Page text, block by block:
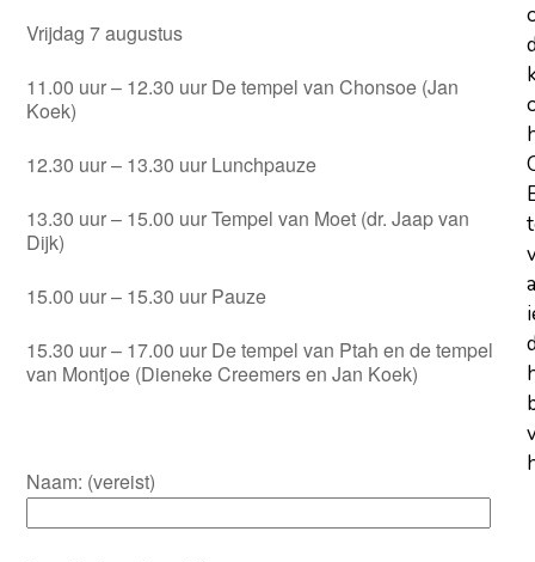
Vrijdag 7 augustus
11.00 uur – 12.30 uur De tempel van Chonsoe (Jan
Koek)
12.30 uur – 13.30 uur Lunchpauze
13.30 uur – 15.00 uur Tempel van Moet (dr. Jaap van
Dijk)
15.00 uur – 15.30 uur Pauze
15.30 uur – 17.00 uur De tempel van Ptah en de tempel
van Montjoe (Dieneke Creemers en Jan Koek)
Naam: (vereist)